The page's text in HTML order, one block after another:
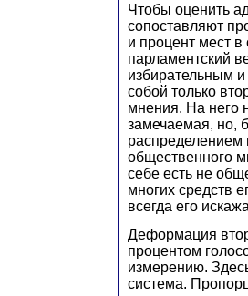
Чтобы оценить
сопоставляют
и процент мест в
парламентский
избирательным
собой только
мнения. На него
замечаемая, но,
распределением
общественного
себе есть не
многих средств
всегда его
Деформация
процентом
измерению.
система.